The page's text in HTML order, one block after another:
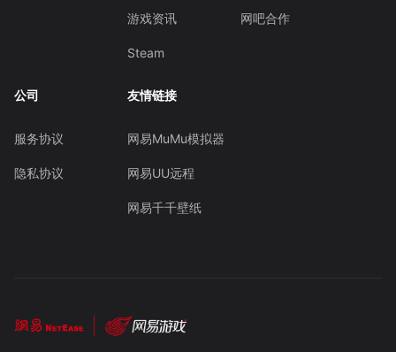
游戏资讯
Steam
网吧合作
公司
服务协议
隐私协议
友情链接
网易MuMu模拟器
网易UU远程
网易千千壁纸